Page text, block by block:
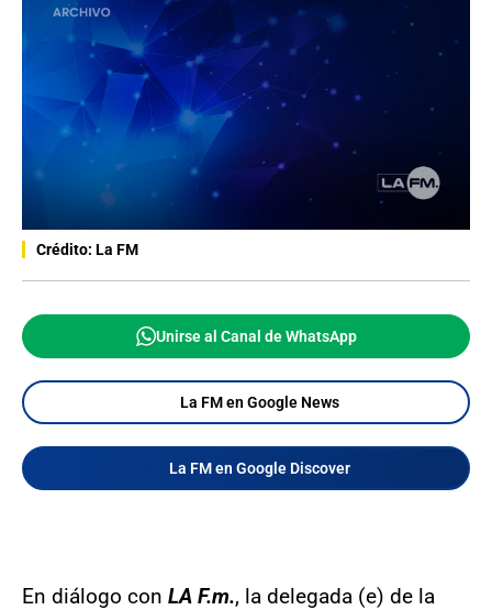
Crédito: La FM
Unirse al Canal de WhatsApp
La FM en Google News
La FM en Google Discover
En diálogo con LA F.m., la delegada (e) de la